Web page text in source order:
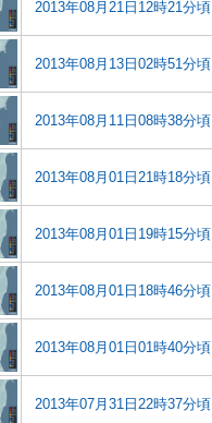
2013年08月21日12時21分頃
2013年08月13日02時51分頃
2013年08月11日08時38分頃
2013年08月01日21時18分頃
2013年08月01日19時15分頃
2013年08月01日18時46分頃
2013年08月01日01時40分頃
2013年07月31日22時37分頃